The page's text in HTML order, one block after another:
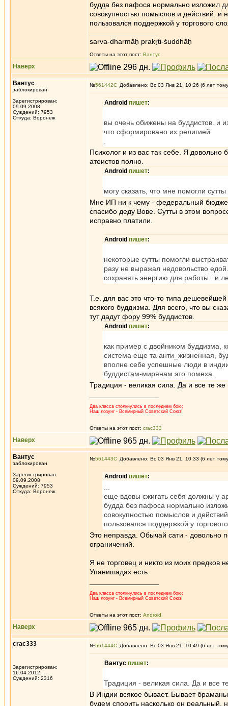
будда без пафоса нормально изложил
совокупностью помыслов и действий. и
пользовался поддержкой у торгового
sarva-dharmāḥ prakṛti-śuddhāḥ
Ответы на этот пост: Вантус
Наверх
Вантус
заблокирован
Зарегистрирован:
09.09.2008
Суждений: 7953
Откуда: Воронеж
№561442 Добавлено: Вс 03 Янв 21, 10:26 (6 лет
Android пишет:
вы очень обижены на буддистов. и
что сформировано их религией
Психолог и из вас так себе. Я
атеистов полно.
Android пишет:
могу сказать, что мне помогли
Мне ИП ни к чему - федеральный
спасибо деду Вове. Сутты в этом
исправно платили.
Android пишет:
некоторые сутты помогли
разу не выражал недовольство
сохранять энергию для работы. и
Т.е. для вас это что-то типа
всякого буддизма. Для всего, что вы
тут дадут фору 99% буддистов.
Android пишет:
как пример с двойником буддизма,
система еще та анти_жизненная,
вполне себе успешные люди в
буддистам-мирянам это помеха.
Традиция - великая сила. Да и все те
Два класса столкнулись в последнем бою;
Наш лозунг - Всемирный Советский Союз!
Ответы на этот пост: crac333
Наверх
Вантус
заблокирован
Зарегистрирован:
09.09.2008
Суждений: 7953
Откуда: Воронеж
№561443 Добавлено: Вс 03 Янв 21, 10:33 (6 лет
Android пишет:
еще вдовы сжигать себя должны у
будда без пафоса нормально
совокупностью помыслов и
пользовался поддержкой у
Это неправда. Обычай сати - довольно
ограничений.
Я не торговец и никто из моих предков
Упанишадах есть.
Два класса столкнулись в последнем бою;
Наш лозунг - Всемирный Советский Союз!
Ответы на этот пост: Android
Наверх
crac333
Зарегистрирован:
16.04.2012
Суждений: 2316
№561444 Добавлено: Вс 03 Янв 21, 10:49 (6 лет
Вантус пишет:
Традиция - великая сила. Да и все
В Индии всякое бывает. Бывает
будем спорить насколько он реальный,